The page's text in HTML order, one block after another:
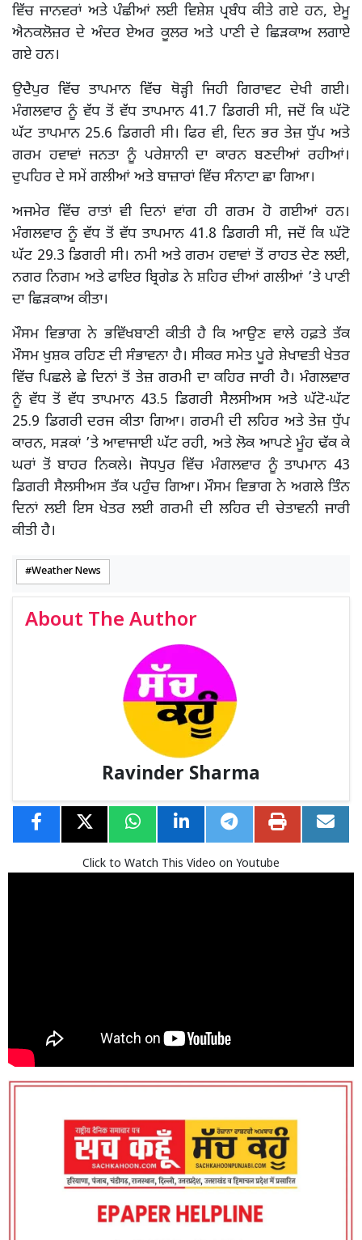
ਵਿੱਚ ਜਾਨਵਰਾਂ ਅਤੇ ਪੰਛੀਆਂ ਲਈ ਵਿਸ਼ੇਸ਼ ਪ੍ਰਬੰਧ ਕੀਤੇ ਗਏ ਹਨ, ਏਮੂ
ਐਨਕਲੋਜ਼ਰ ਦੇ ਅੰਦਰ ਏਅਰ ਕੂਲਰ ਅਤੇ ਪਾਣੀ ਦੇ ਛਿੜਕਾਅ ਲਗਾਏ
ਗਏ ਹਨ।
ਉਦੈਪੁਰ ਵਿੱਚ ਤਾਪਮਾਨ ਵਿੱਚ ਥੋੜ੍ਹੀ ਜਿਹੀ ਗਿਰਾਵਟ ਦੇਖੀ ਗਈ।
ਮੰਗਲਵਾਰ ਨੂੰ ਵੱਧ ਤੋਂ ਵੱਧ ਤਾਪਮਾਨ 41.7 ਡਿਗਰੀ ਸੀ, ਜਦੋਂ ਕਿ ਘੱਟੋ
ਘੱਟ ਤਾਪਮਾਨ 25.6 ਡਿਗਰੀ ਸੀ। ਫਿਰ ਵੀ, ਦਿਨ ਭਰ ਤੇਜ਼ ਧੁੱਪ ਅਤੇ
ਗਰਮ ਹਵਾਵਾਂ ਜਨਤਾ ਨੂੰ ਪਰੇਸ਼ਾਨੀ ਦਾ ਕਾਰਨ ਬਣਦੀਆਂ ਰਹੀਆਂ।
ਦੁਪਹਿਰ ਦੇ ਸਮੇਂ ਗਲੀਆਂ ਅਤੇ ਬਾਜ਼ਾਰਾਂ ਵਿੱਚ ਸੰਨਾਟਾ ਛਾ ਗਿਆ।
ਅਜਮੇਰ ਵਿੱਚ ਰਾਤਾਂ ਵੀ ਦਿਨਾਂ ਵਾਂਗ ਹੀ ਗਰਮ ਹੋ ਗਈਆਂ ਹਨ।
ਮੰਗਲਵਾਰ ਨੂੰ ਵੱਧ ਤੋਂ ਵੱਧ ਤਾਪਮਾਨ 41.8 ਡਿਗਰੀ ਸੀ, ਜਦੋਂ ਕਿ ਘੱਟੋ
ਘੱਟ 29.3 ਡਿਗਰੀ ਸੀ। ਨਮੀ ਅਤੇ ਗਰਮ ਹਵਾਵਾਂ ਤੋਂ ਰਾਹਤ ਦੇਣ ਲਈ,
ਨਗਰ ਨਿਗਮ ਅਤੇ ਫਾਇਰ ਬ੍ਰਿਗੇਡ ਨੇ ਸ਼ਹਿਰ ਦੀਆਂ ਗਲੀਆਂ ’ਤੇ ਪਾਣੀ
ਦਾ ਛਿੜਕਾਅ ਕੀਤਾ।
ਮੌਸਮ ਵਿਭਾਗ ਨੇ ਭਵਿੱਖਬਾਣੀ ਕੀਤੀ ਹੈ ਕਿ ਆਉਣ ਵਾਲੇ ਹਫ਼ਤੇ ਤੱਕ
ਮੌਸਮ ਖੁਸ਼ਕ ਰਹਿਣ ਦੀ ਸੰਭਾਵਨਾ ਹੈ। ਸੀਕਰ ਸਮੇਤ ਪੂਰੇ ਸ਼ੇਖਾਵਤੀ ਖੇਤਰ
ਵਿੱਚ ਪਿਛਲੇ ਛੇ ਦਿਨਾਂ ਤੋਂ ਤੇਜ਼ ਗਰਮੀ ਦਾ ਕਹਿਰ ਜਾਰੀ ਹੈ। ਮੰਗਲਵਾਰ
ਨੂੰ ਵੱਧ ਤੋਂ ਵੱਧ ਤਾਪਮਾਨ 43.5 ਡਿਗਰੀ ਸੈਲਸੀਅਸ ਅਤੇ ਘੱਟੋ-ਘੱਟ
25.9 ਡਿਗਰੀ ਦਰਜ ਕੀਤਾ ਗਿਆ। ਗਰਮੀ ਦੀ ਲਹਿਰ ਅਤੇ ਤੇਜ਼ ਧੁੱਪ
ਕਾਰਨ, ਸੜਕਾਂ ’ਤੇ ਆਵਾਜਾਈ ਘੱਟ ਰਹੀ, ਅਤੇ ਲੋਕ ਆਪਣੇ ਮੂੰਹ ਢੱਕ ਕੇ
ਘਰਾਂ ਤੋਂ ਬਾਹਰ ਨਿਕਲੇ। ਜੋਧਪੁਰ ਵਿੱਚ ਮੰਗਲਵਾਰ ਨੂੰ ਤਾਪਮਾਨ 43
ਡਿਗਰੀ ਸੈਲਸੀਅਸ ਤੱਕ ਪਹੁੰਚ ਗਿਆ। ਮੌਸਮ ਵਿਭਾਗ ਨੇ ਅਗਲੇ ਤਿੰਨ
ਦਿਨਾਂ ਲਈ ਇਸ ਖੇਤਰ ਲਈ ਗਰਮੀ ਦੀ ਲਹਿਰ ਦੀ ਚੇਤਾਵਨੀ ਜਾਰੀ
ਕੀਤੀ ਹੈ।
Weather News
About The Author
Ravinder Sharma
Click to Watch This Video on Youtube